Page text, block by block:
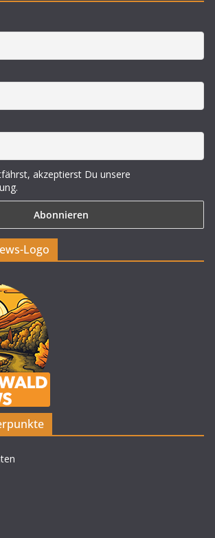
akzeptierst Du unsere
Logo